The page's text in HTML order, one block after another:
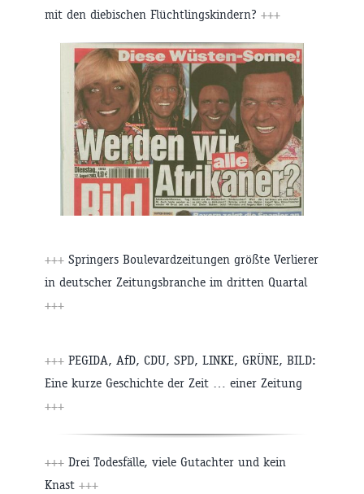
mit den diebischen Flüchtlingskindern? +++
+++ Springers Boulevardzeitungen größte Verlierer
in deutscher Zeitungsbranche im dritten Quartal
+++
+++ PEGIDA, AfD, CDU, SPD, LINKE, GRÜNE, BILD:
Eine kurze Geschichte der Zeit … einer Zeitung
+++
+++ Drei Todesfälle, viele Gutachter und kein
Knast +++